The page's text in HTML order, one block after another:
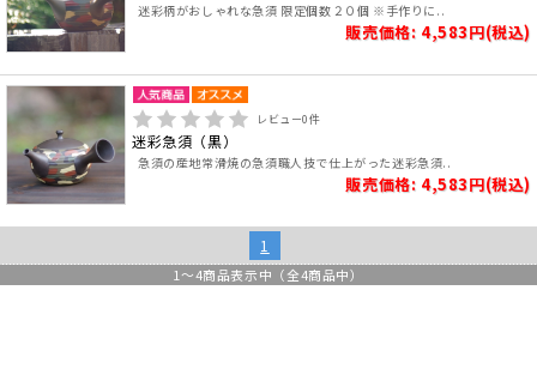
迷彩柄がおしゃれな急須 限定個数２０個 ※手作りに..
販売価格: 4,583円(税込)
レビュー0件
迷彩急須（黒）
急須の産地常滑焼の急須職人技で仕上がった迷彩急須..
販売価格: 4,583円(税込)
1
1 ～4商品表示中（全4商品中）